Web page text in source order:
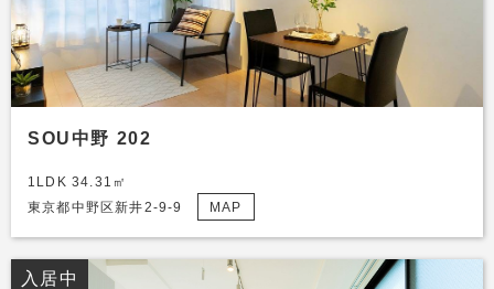
SOU中野 202
1LDK 34.31㎡
東京都中野区新井2-9-9
MAP
入居中